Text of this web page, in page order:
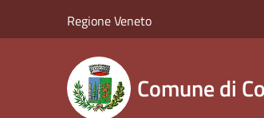
Regione Veneto
Comune di